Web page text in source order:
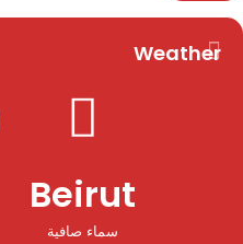
Weather
Beirut
سماء صافية